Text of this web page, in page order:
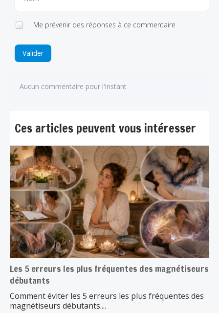
Me prévenir des réponses à ce commentaire
Valider
Aucun commentaire pour l'instant
Ces articles peuvent vous intéresser
Les 5 erreurs les plus fréquentes des magnétiseurs
débutants
Comment éviter les 5 erreurs les plus fréquentes des
magnétiseurs débutants....